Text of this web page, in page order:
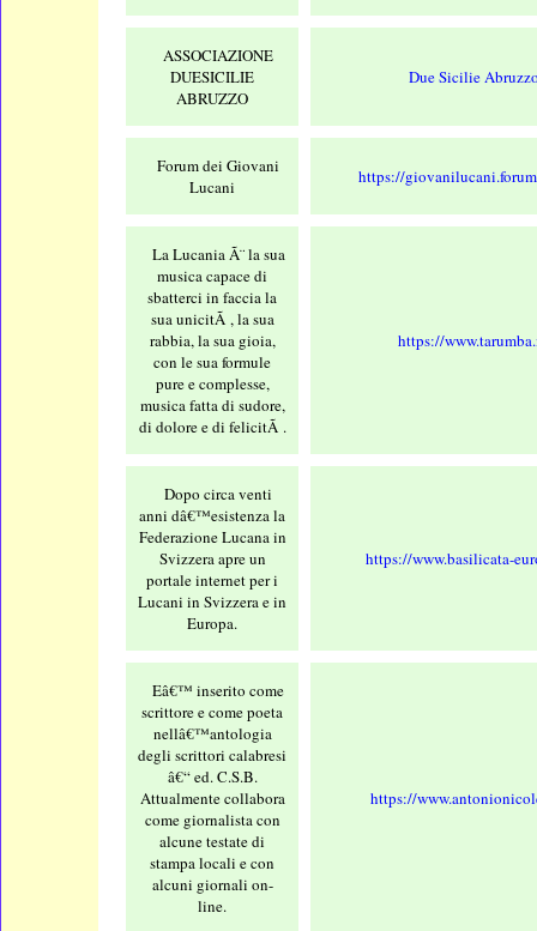
ASSOCIAZIONE
DUESICILIE
ABRUZZO
Due Sicilie
Forum dei Giovani
Lucani
https://
La Lucania Ã¨ la sua
musica capace di
sbatterci in faccia la
sua unicitÃ , la sua
rabbia, la sua gioia,
con le sua formule
pure e complesse,
musica fatta di sudore,
di dolore e di felicitÃ .
https://
Dopo circa venti
anni dâ€™esistenza la
Federazione Lucana in
Svizzera apre un
portale internet per i
Lucani in Svizzera e in
Europa.
https://www.basilicata-
Eâ€™ inserito come
scrittore e come poeta
nellâ€™antologia
degli scrittori calabresi
â€“ ed. C.S.B.
Attualmente collabora
come giornalista con
alcune testate di
stampa locali e con
alcuni giornali on-
line.
https://